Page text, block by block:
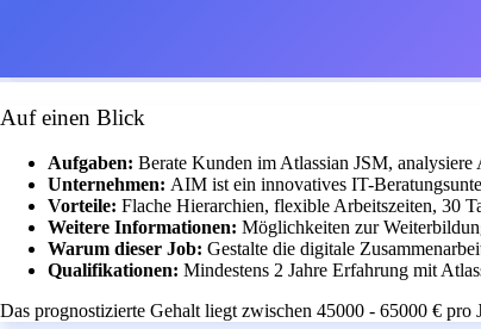
Auf einen Blick
Aufgaben: Berate Kunden im Atlassian JSM,
Unternehmen: AIM ist ein innovatives IT-
Vorteile: Flache Hierarchien, flexible Arbeitszeiten, 30
Weitere Informationen: Möglichkeiten zur
Warum dieser Job: Gestalte die digitale
Qualifikationen: Mindestens 2 Jahre Erfahrung mit
Das prognostizierte Gehalt liegt zwischen 45000 - 65000 € pro